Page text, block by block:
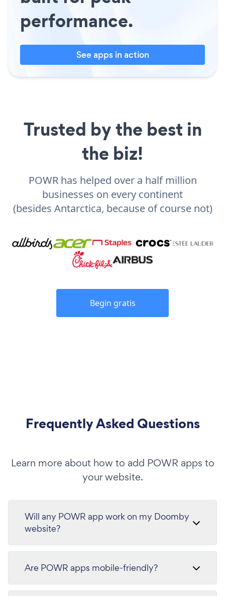
performance.
See apps in action
Trusted by the best in
the biz!
POWR has helped over a half million
businesses on every continent
(besides Antarctica, because of course not)
Begin gratis
Frequently Asked Questions
Learn more about how to add POWR apps to
your website.
Will any POWR app work on my Doomby
website?
Are POWR apps mobile-friendly?